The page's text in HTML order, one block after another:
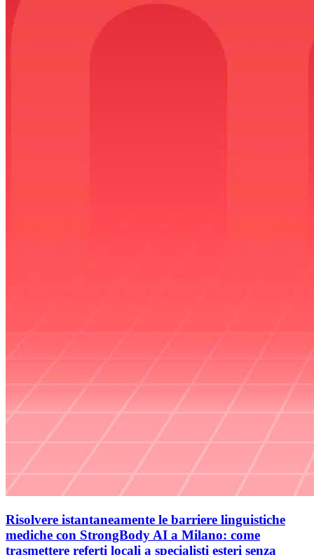
Risolvere istantaneamente le barriere linguistiche
mediche con StrongBody AI a Milano: come
trasmettere referti locali a specialisti esteri senza